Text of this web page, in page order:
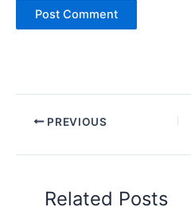
PREVIOUS
Related Posts